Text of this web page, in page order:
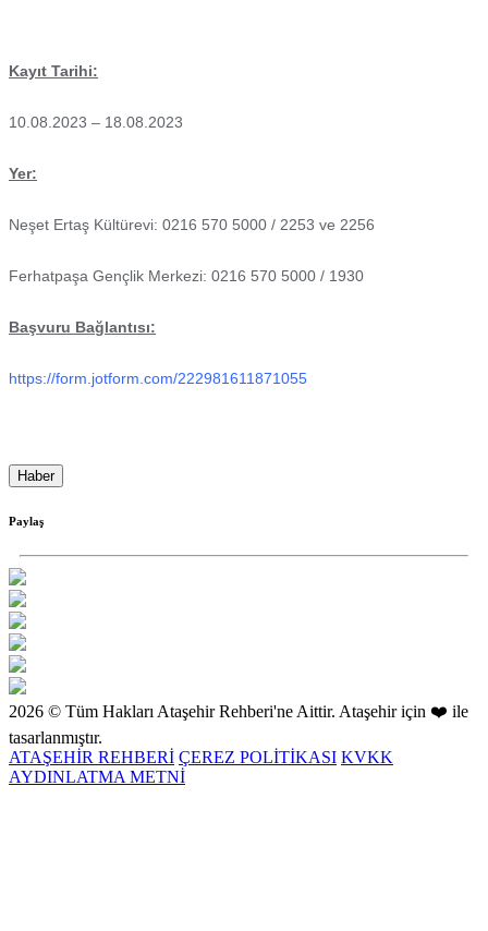
Kayıt Tarihi:
10.08.2023 – 18.08.2023
Yer:
Neşet Ertaş Kültürevi: 0216 570 5000 / 2253 ve 2256
Ferhatpaşa Gençlik Merkezi: 0216 570 5000 / 1930
Başvuru Bağlantısı:
https://form.jotform.com/222981611871055
Haber
Paylaş
2026 © Tüm Hakları Ataşehir Rehberi'ne Aittir. Ataşehir için ❤️ ile
tasarlanmıştır.
ATAŞEHİR REHBERİ ÇEREZ POLİTİKASI KVKK
AYDINLATMA METNİ